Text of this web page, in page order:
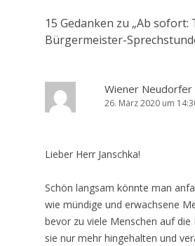
15 Gedanken zu „Ab sofort:
Bürgermeister-
Wiener Neudorfer
26. März 2020 um
Lieber Herr Janschka!
Schön langsam könnte man
wie mündige und erwachsene
bevor zu viele Menschen auf
sie nur mehr hingehalten und